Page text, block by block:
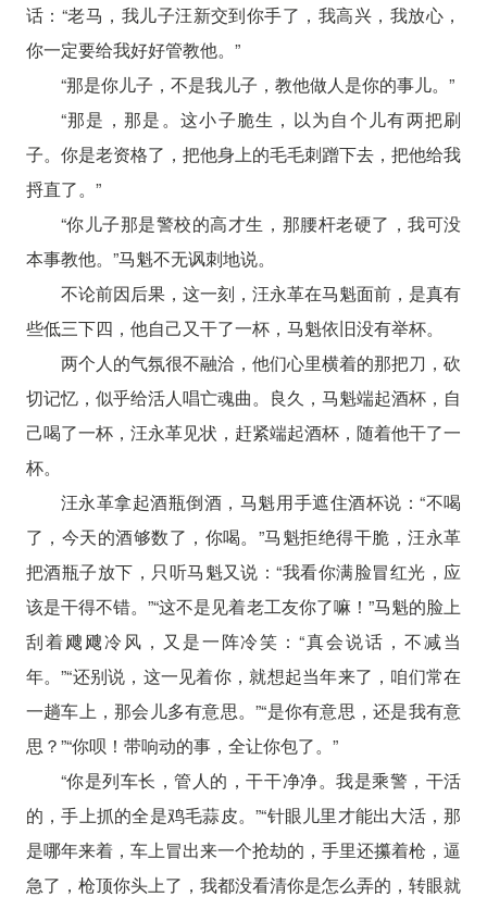
话：“老马，我儿子汪新交到你手了，我高兴，我放心，
你一定要给我好好管教他。”
“那是你儿子，不是我儿子，教他做人是你的事儿。”
“那是，那是。这小子脆生，以为自个儿有两把刷
子。你是老资格了，把他身上的毛毛刺蹭下去，把他给我
捋直了。”
“你儿子那是警校的高才生，那腰杆老硬了，我可没
本事教他。”马魁不无讽刺地说。
不论前因后果，这一刻，汪永革在马魁面前，是真有
些低三下四，他自己又干了一杯，马魁依旧没有举杯。
两个人的气氛很不融洽，他们心里横着的那把刀，砍
切记忆，似乎给活人唱亡魂曲。良久，马魁端起酒杯，自
己喝了一杯，汪永革见状，赶紧端起酒杯，随着他干了一
杯。
汪永革拿起酒瓶倒酒，马魁用手遮住酒杯说：“不喝
了，今天的酒够数了，你喝。”马魁拒绝得干脆，汪永革
把酒瓶子放下，只听马魁又说：“我看你满脸冒红光，应
该是干得不错。”“这不是见着老工友你了嘛！”马魁的脸上
刮着飕飕冷风，又是一阵冷笑：“真会说话，不减当
年。”“还别说，这一见着你，就想起当年来了，咱们常在
一趟车上，那会儿多有意思。”“是你有意思，还是我有意
思？”“你呗！带响动的事，全让你包了。”
“你是列车长，管人的，干干净净。我是乘警，干活
的，手上抓的全是鸡毛蒜皮。”“针眼儿里才能出大活，那
是哪年来着，车上冒出来一个抢劫的，手里还攥着枪，逼
急了，枪顶你头上了，我都没看清你是怎么弄的，转眼就